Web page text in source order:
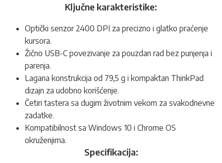
Ključne karakteristike:
Optički senzor 2400 DPI za precizno i glatko praćenje
kursora.
Žično USB-C povezivanje za pouzdan rad bez punjenja i
parenja.
Lagana konstrukcija od 79,5 g i kompaktan ThinkPad
dizajn za udobno korišćenje.
Četiri tastera sa dugim životnim vekom za svakodnevne
zadatke.
Kompatibilnost sa Windows 10 i Chrome OS
okruženjima.
Specifikacija: